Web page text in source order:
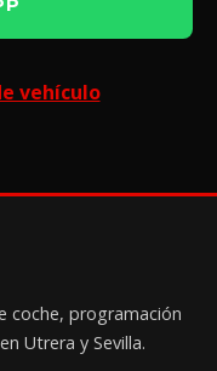
vehículo
coche, programación
Utrera y Sevilla.